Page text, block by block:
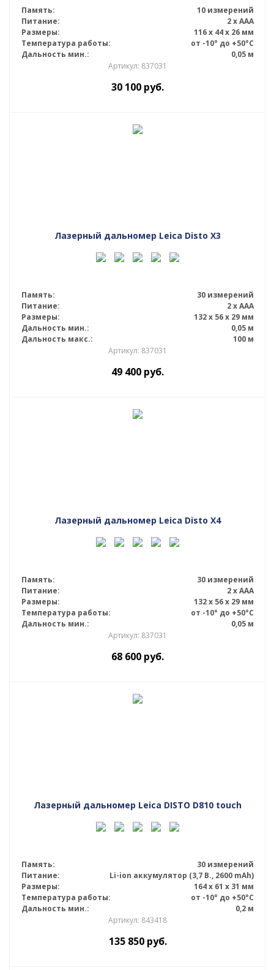
Память:
10 измерений
Питание:
2 x AAA
Размеры:
116 x 44 x 26 мм
Температура работы:
от -10° до +50°С
Дальность мин.:
0,05 м
Артикул: 837031
30 100 руб.
Лазерный дальномер Leica Disto X3
Память:
30 измерений
Питание:
2 x AAA
Размеры:
132 x 56 x 29 мм
Дальность мин.:
0,05 м
Дальность макс.:
100 м
Артикул: 837031
49 400 руб.
Лазерный дальномер Leica Disto X4
Память:
30 измерений
Питание:
2 x AAA
Размеры:
132 x 56 x 29 мм
Температура работы:
от -10° до +50°С
Дальность мин.:
0,05 м
Артикул: 837031
68 600 руб.
Лазерный дальномер Leica DISTO D810 touch
Память:
30 измерений
Питание:
Li-ion аккумулятор (3,7 В., 2600 mAh)
Размеры:
164 х 61 х 31 мм
Температура работы:
от -10° до +50°С
Дальность мин.:
0,2 м
Артикул: 843418
135 850руб.